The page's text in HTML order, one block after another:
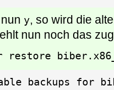
y, so wird die
nun noch das
restore
backups for